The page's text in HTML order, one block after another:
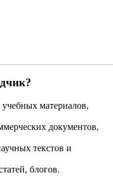
материалов,
документов,
текстов и
блогов.